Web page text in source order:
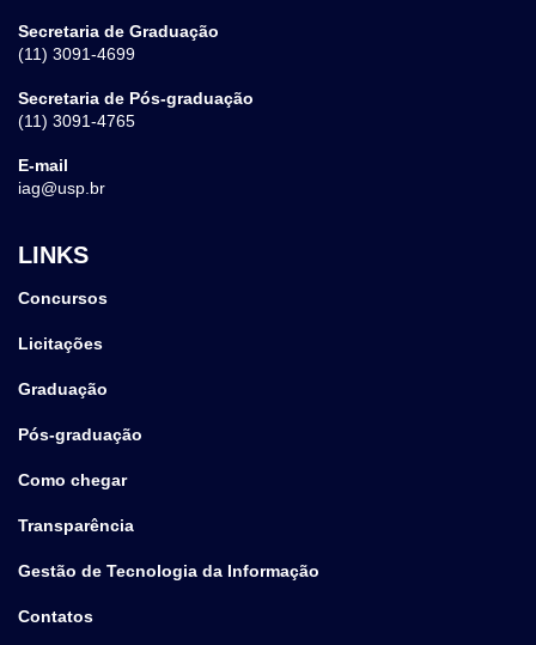
Secretaria de Graduação
(11) 3091-4699
Secretaria de Pós-graduação
(11) 3091-4765
E-mail
iag@usp.br
LINKS
Concursos
Licitações
Graduação
Pós-graduação
Como chegar
Transparência
Gestão de Tecnologia da Informação
Contatos